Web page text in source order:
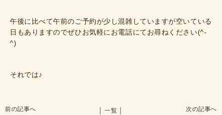
午後に比べて午前のご予約が少し混雑していますが空いている
日もありますのでぜひお気軽にお電話にてお尋ねください(^-
^)
それでは♪
前の記事へ 次の記事へ
│ 一覧 │